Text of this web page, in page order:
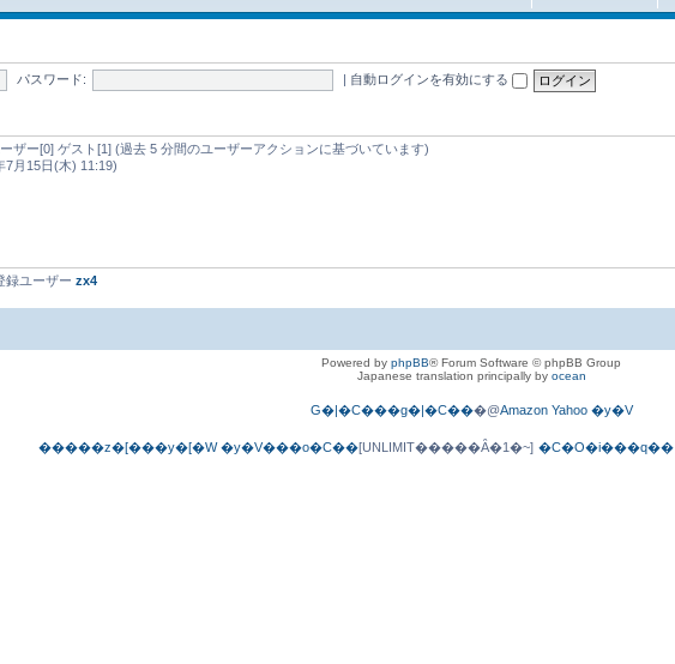
パスワード: | 自動ログインを有効にする
ザー[0] ゲスト[1] (過去 5 分間のユーザーアクションに基づいています)
7月15日(木) 11:19)
録ユーザー zx4
Powered by phpBB® Forum Software © phpBB Group
Japanese translation principally by ocean
G�|�C���g�|�C���@Amazon Yahoo �y�V
�����z�[���y�[�W �y�V���o�C��[UNLIMIT�����Ȃ�1�~] �C�O�i���q��